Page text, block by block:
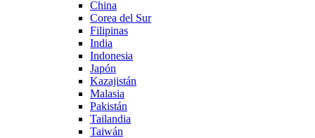
China
Corea del Sur
Filipinas
India
Indonesia
Japón
Kazajistán
Malasia
Pakistán
Tailandia
Taiwán